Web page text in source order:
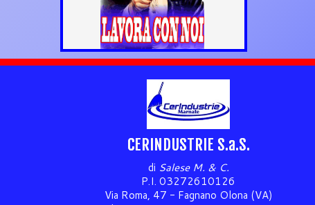
CERINDUSTRIE S.a.S.
di Salese M. & C.
P.I. 03272610126
Via Roma, 47 - Fagnano Olona (VA)